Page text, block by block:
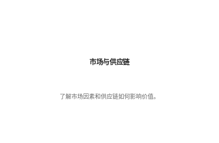
市场与供应链
了解市场因素和供应链如何影响价值。